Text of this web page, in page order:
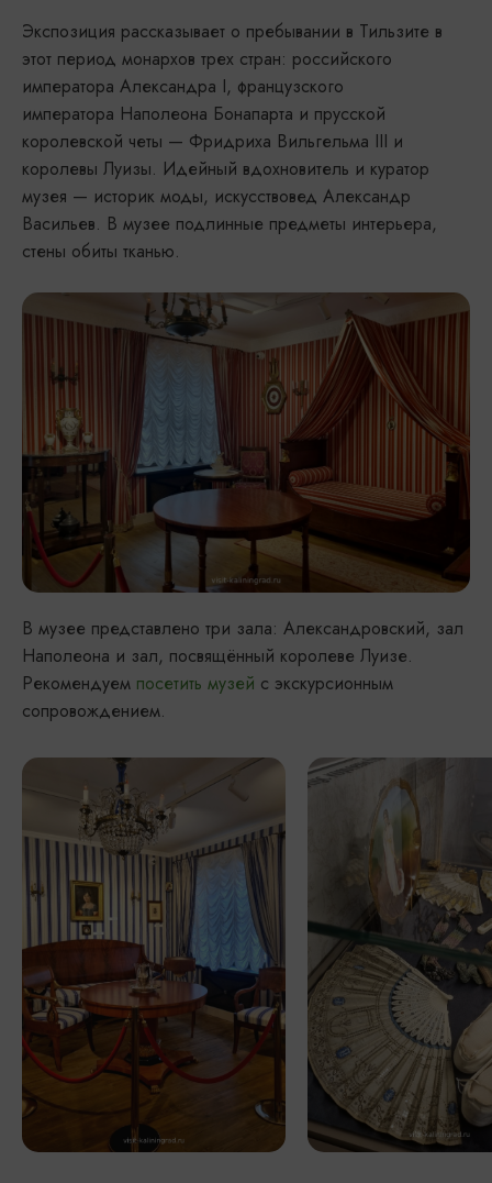
Экспозиция рассказывает о пребывании в Тильзите в
этот период монархов трех стран: российского
императора Александра I, французского
императора Наполеона Бонапарта и прусской
королевской четы — Фридриха Вильгельма III и
королевы Луизы. Идейный вдохновитель и куратор
музея — историк моды, искусствовед Александр
Васильев. В музее подлинные предметы интерьера,
стены обиты тканью.
В музее представлено три зала: Александровский, зал
Наполеона и зал, посвящённый королеве Луизе.
Рекомендуем посетить музей с экскурсионным
сопровождением.